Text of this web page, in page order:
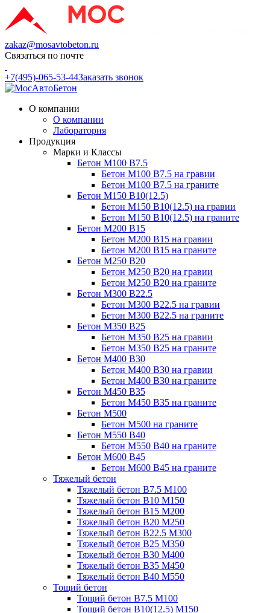
zakaz@mosavtobeton.ru
Связаться по почте
+7(495)-065-53-44Заказать звонок
О компании
О компании
Лаборатория
Продукция
Марки и Классы
Бетон М100 В7.5
Бетон М100 В7.5 на гравии
Бетон М100 В7.5 на граните
Бетон М150 В10(12.5)
Бетон М150 В10(12.5) на гравии
Бетон М150 В10(12.5) на граните
Бетон М200 В15
Бетон М200 В15 на гравии
Бетон М200 В15 на граните
Бетон М250 В20
Бетон М250 В20 на гравии
Бетон М250 В20 на граните
Бетон М300 В22.5
Бетон М300 В22.5 на гравии
Бетон М300 В22.5 на граните
Бетон М350 В25
Бетон М350 В25 на гравии
Бетон М350 В25 на граните
Бетон М400 В30
Бетон М400 В30 на гравии
Бетон М400 В30 на граните
Бетон М450 В35
Бетон М450 В35 на граните
Бетон М500
Бетон М500 на граните
Бетон М550 В40
Бетон М550 В40 на граните
Бетон М600 В45
Бетон М600 В45 на граните
Тяжелый бетон
Тяжелый бетон В7.5 М100
Тяжелый бетон В10 М150
Тяжелый бетон В15 М200
Тяжелый бетон В20 М250
Тяжелый бетон В22.5 М300
Тяжелый бетон В25 М350
Тяжелый бетон В30 М400
Тяжелый бетон В35 М450
Тяжелый бетон В40 М550
Тощий бетон
Тощий бетон В7.5 М100
Тощий бетон В10(12.5) М150